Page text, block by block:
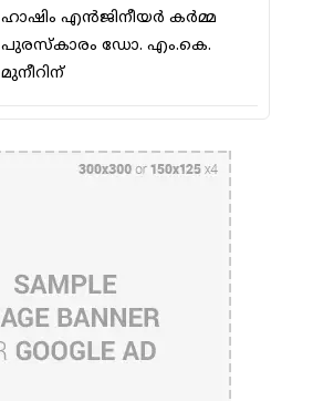
ഹാഷിം എന്‍ജിനീയര്‍ കര്‍മ്മ
പുരസ്‌കാരം ഡോ. എം.കെ.
മുനീറിന്